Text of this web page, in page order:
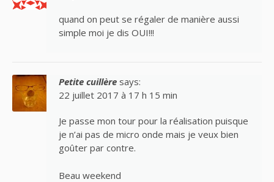
quand on peut se régaler de manière aussi
simple moi je dis OUI!!!
Petite cuillère says:
22 juillet 2017 à 17 h 15 min
Je passe mon tour pour la réalisation puisque
je n’ai pas de micro onde mais je veux bien
goûter par contre.
Beau weekend